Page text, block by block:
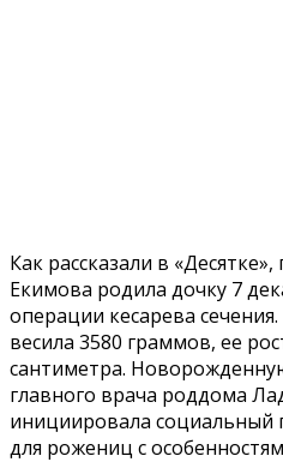
Как рассказали в
Екимова родила дочку 7
операции кесарева
весила 3580 граммов, ее
сантиметра.
главного врача роддома
инициировала
для рожениц с